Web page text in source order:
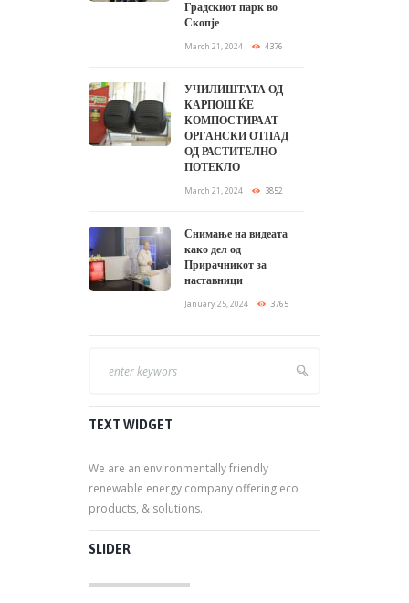
Градскиот парк во
Скопје
March 21, 2024 4376
УЧИЛИШТАТА ОД
КАРПОШ ЌЕ
КОМПОСТИРААТ
ОРГАНСКИ ОТПАД
ОД РАСТИТЕЛНО
ПОТЕКЛО
March 21, 2024 3852
Снимање на видеата
како дел од
Прирачникот за
наставници
January 25, 2024 3765
TEXT WIDGET
We are an environmentally friendly
renewable energy company offering eco
products, & solutions.
SLIDER